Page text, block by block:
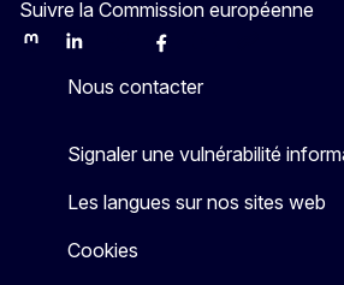
Suivre la Commission européenne
MastodonLinkedInBlueskyFacebook
Nous contacter
Signaler une vulnérabilité
Les langues sur nos sites web
Cookies